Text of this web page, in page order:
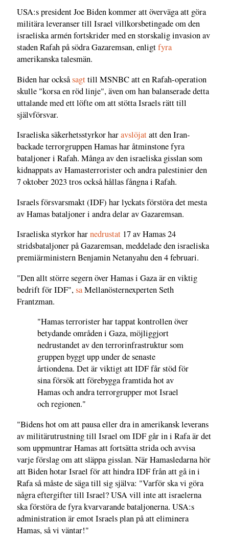
USA:s president Joe Biden kommer att överväga att göra
militära leveranser till Israel villkorsbetingade om den
israeliska armén fortskrider med en storskalig invasion av
staden Rafah på södra Gazaremsan, enligtfyra
amerikanska talesmän.
Biden har ocksåsagttill MSNBC att en Rafah-operation
skulle "korsa en röd linje", även om han balanserade detta
uttalande med ett löfte om att stötta Israels rätt till
självförsvar.
Israeliska säkerhetsstyrkor haravslöjatatt den Iran-
backade terrorgruppen Hamas har åtminstone fyra
bataljoner i Rafah. Många av den israeliska gisslan som
kidnappats av Hamasterrorister och andra palestinier den
7 oktober 2023 tros också hållas fångna i Rafah.
Israels försvarsmakt (IDF) har lyckats förstöra det mesta
av Hamas bataljoner i andra delar av Gazaremsan.
Israeliska styrkor harnedrustat 17 av Hamas 24
stridsbataljoner på Gazaremsan, meddelade den israeliska
premiärministern Benjamin Netanyahu den 4 februari.
"Den allt större segern över Hamas i Gaza är en viktig
bedrift för IDF",saMellanösternexperten Seth
Frantzman.
"Hamas terrorister har tappat kontrollen över
betydande områden i Gaza, möjliggjort
nedrustandet av den terrorinfrastruktur som
gruppen byggt upp under de senaste
årtiondena. Det är viktigt att IDF får stöd för
sina försök att förebygga framtida hot av
Hamas och andra terrorgrupper mot Israel
och regionen."
"Bidens hot om att pausa eller dra in amerikansk leverans
av militärutrustning till Israel om IDF går in i Rafa är det
som uppmuntrar Hamas att fortsätta strida och avvisa
varje förslag om att släppa gisslan. När Hamasledarna hör
att Biden hotar Israel för att hindra IDF från att gå in i
Rafa så måste de säga till sig själva: "Varför ska vi göra
några eftergifter till Israel? USA vill inte att israelerna
ska förstöra de fyra kvarvarande bataljonerna. USA:s
administration är emot Israels plan på att eliminera
Hamas, så vi väntar!"